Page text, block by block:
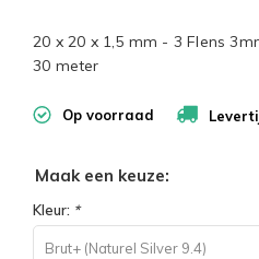
20 x 20 x 1,5 mm - 3 Flens
30 meter
Op voorraad
Kleur: *
Brut+ (Naturel Silver 9.4)